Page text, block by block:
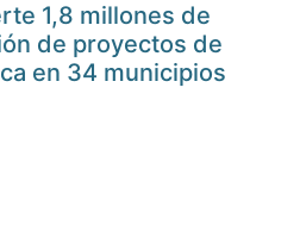
1,8 millones de
de proyectos de
en 34 municipios